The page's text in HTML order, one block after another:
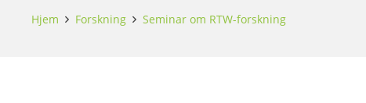
Hjem Forskning Seminar om RTW-forskning